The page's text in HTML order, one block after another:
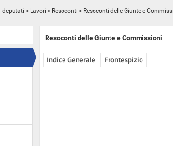
deputati > Lavori > Resoconti > Resoconti delle Giunte e
Resoconti delle Giunte e Commissioni
Indice Generale Frontespizio